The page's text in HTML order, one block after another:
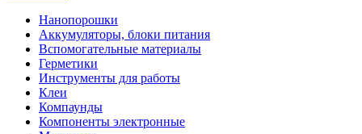
Нанопорошки
Аккумуляторы, блоки питания
Вспомогательные материалы
Герметики
Инструменты для работы
Клеи
Компаунды
Компоненты электронные